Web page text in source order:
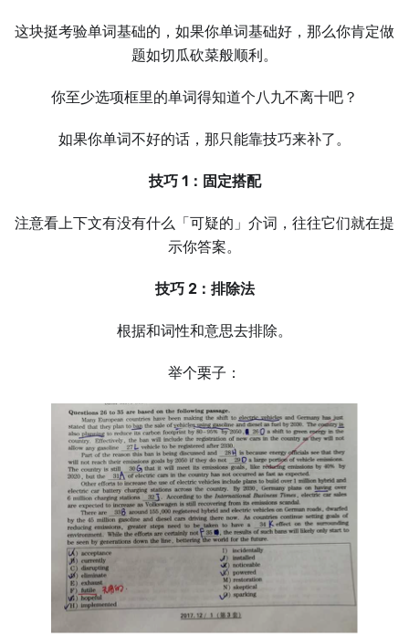
这块挺考验单词基础的，如果你单词基础好，那么你肯定做
题如切瓜砍菜般顺利。
你至少选项框里的单词得知道个八九不离十吧？
如果你单词不好的话，那只能靠技巧来补了。
技巧 1：固定搭配
注意看上下文有没有什么「可疑的」介词，往往它们就在提
示你答案。
技巧 2：排除法
根据和词性和意思去排除。
举个栗子：